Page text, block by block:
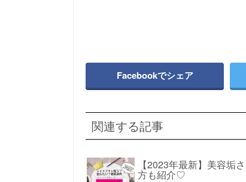
Facebookでシェア
関連する記事
【2023年最新】美容垢
方も紹介♡